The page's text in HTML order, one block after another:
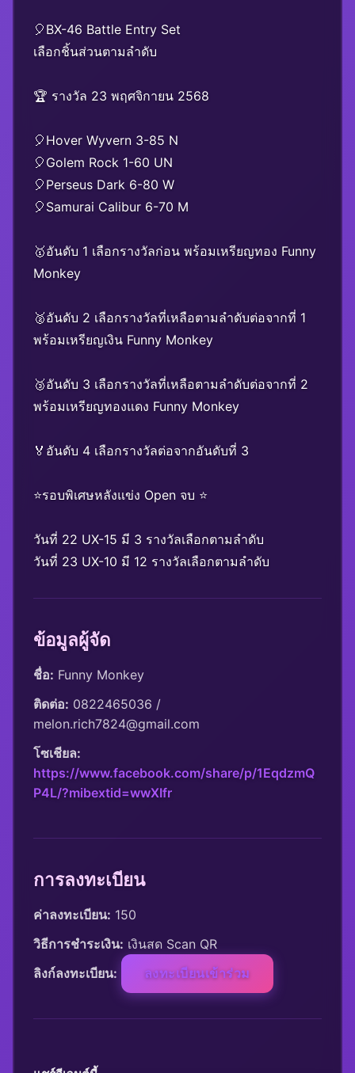
🎈BX-46 Battle Entry Set
เลือกชิ้นส่วนตามลำดับ
🏆 รางวัล 23 พฤศจิกายน 2568
🎈Hover Wyvern 3-85 N
🎈Golem Rock 1-60 UN
🎈Perseus Dark 6-80 W
🎈Samurai Calibur 6-70 M
🥇อันดับ 1 เลือกรางวัลก่อน พร้อมเหรียญทอง Funny
Monkey
🥈อันดับ 2 เลือกรางวัลที่เหลือตามลำดับต่อจากที่ 1
พร้อมเหรียญเงิน Funny Monkey
🥉อันดับ 3 เลือกรางวัลที่เหลือตามลำดับต่อจากที่ 2
พร้อมเหรียญทองแดง Funny Monkey
🏅อันดับ 4 เลือกรางวัลต่อจากอันดับที่ 3
⭐️รอบพิเศษหลังแข่ง Open จบ ⭐️
วันที่ 22 UX-15 มี 3 รางวัลเลือกตามลำดับ
วันที่ 23 UX-10 มี 12 รางวัลเลือกตามลำดับ
ข้อมูลผู้จัด
ชื่อ: Funny Monkey
ติดต่อ: 0822465036 /
melon.rich7824@gmail.com
โซเชียล:
https://www.facebook.com/share/p/1EqdzmQ
P4L/?mibextid=wwXIfr
การลงทะเบียน
ค่าลงทะเบียน: 150
วิธีการชำระเงิน: เงินสด Scan QR
ลิงก์ลงทะเบียน:
ลงทะเบียนเข้าร่วม